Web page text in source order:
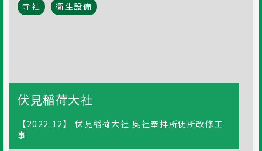
伏見稲荷大社
【2022.12】 伏見稲荷大社 奥社奉拝所便所改修工
事
寺社 衛生設備